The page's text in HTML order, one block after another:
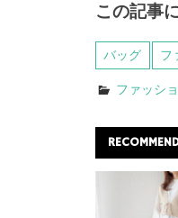
この記事
バッグ フ
ファッシ